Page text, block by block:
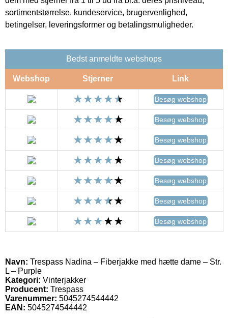
sortimentstørrelse, kundeservice, brugervenlighed,
betingelser, leveringsformer og betalingsmuligheder.
Bedst anmeldte webshops
Webshop Stjerner Link
Besøg webshop
Besøg webshop
Besøg webshop
Besøg webshop
Besøg webshop
Besøg webshop
Besøg webshop
Navn: Trespass Nadina – Fiberjakke med hætte dame – Str.
L – Purple
Kategori: Vinterjakker
Producent: Trespass
Varenummer: 5045274544442
EAN: 5045274544442